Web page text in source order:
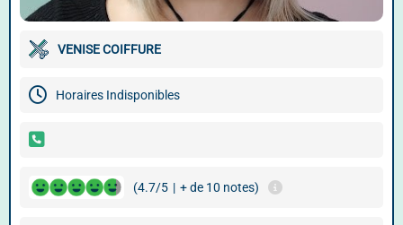
VENISE COIFFURE
Horaires Indisponibles
(4.7/5 | + de 10 notes)